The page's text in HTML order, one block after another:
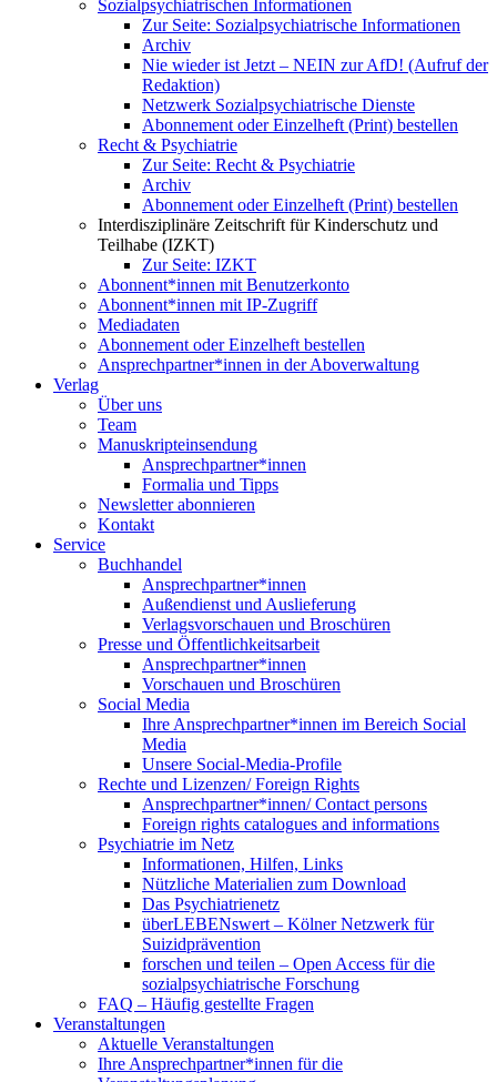
Sozialpsychiatrischen Informationen
Zur Seite: Sozialpsychiatrische Informationen
Archiv
Nie wieder ist Jetzt – NEIN zur AfD! (Aufruf der
Redaktion)
Netzwerk Sozialpsychiatrische Dienste
Abonnement oder Einzelheft (Print) bestellen
Recht & Psychiatrie
Zur Seite: Recht & Psychiatrie
Archiv
Abonnement oder Einzelheft (Print) bestellen
Interdisziplinäre Zeitschrift für Kinderschutz und
Teilhabe (IZKT)
Zur Seite: IZKT
Abonnent*innen mit Benutzerkonto
Abonnent*innen mit IP-Zugriff
Mediadaten
Abonnement oder Einzelheft bestellen
Ansprechpartner*innen in der Aboverwaltung
Verlag
Über uns
Team
Manuskripteinsendung
Ansprechpartner*innen
Formalia und Tipps
Newsletter abonnieren
Kontakt
Service
Buchhandel
Ansprechpartner*innen
Außendienst und Auslieferung
Verlagsvorschauen und Broschüren
Presse und Öffentlichkeitsarbeit
Ansprechpartner*innen
Vorschauen und Broschüren
Social Media
Ihre Ansprechpartner*innen im Bereich Social
Media
Unsere Social-Media-Profile
Rechte und Lizenzen/ Foreign Rights
Ansprechpartner*innen/ Contact persons
Foreign rights catalogues and informations
Psychiatrie im Netz
Informationen, Hilfen, Links
Nützliche Materialien zum Download
Das Psychiatrienetz
überLEBENswert – Kölner Netzwerk für
Suizidprävention
forschen und teilen – Open Access für die
sozialpsychiatrische Forschung
FAQ – Häufig gestellte Fragen
Veranstaltungen
Aktuelle Veranstaltungen
Ihre Ansprechpartner*innen für die